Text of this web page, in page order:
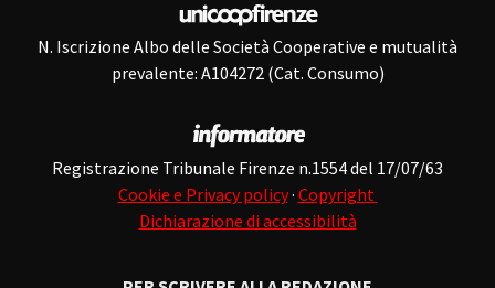
N. Iscrizione Albo delle Società Cooperative e mutualità
prevalente: A104272 (Cat. Consumo)
Registrazione Tribunale Firenze n.1554 del 17/07/63
Cookie e Privacy policy· Copyright
Dichiarazione di accessibilità